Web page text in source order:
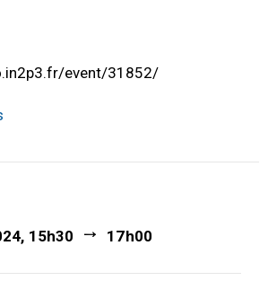
event/31852/
15h30 17h00